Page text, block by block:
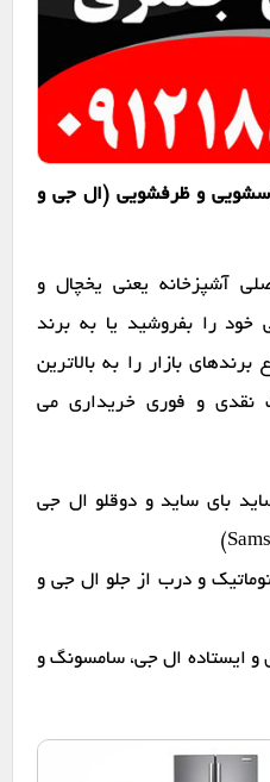
و ظرفشویی (ال جی و
آشپزخانه یعنی یخچال و
خود را بفروشید یا به برند
برندهای بازار را به بالاترین
نقدی و فوری خریداری می
بای ساید و دوقلو ال جی
و درب از جلو ال جی و
و ایستاده ال جی، سامسونگ و